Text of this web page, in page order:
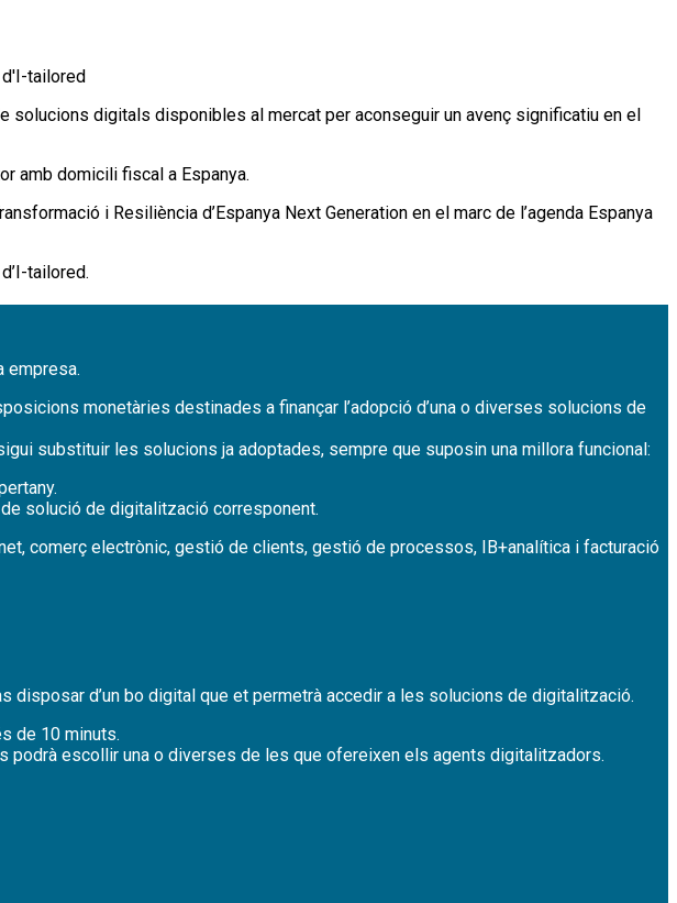
tailored
solucions digitals disponibles al mercat per aconseguir un avenç significatiu en el
amb domicili fiscal a Espanya.
i Resiliència d’Espanya Next Generation en el marc de l’agenda Espanya
tailored.
empresa.
monetàries destinades a finançar l’adopció d’una o diverses solucions de
substituir les solucions ja adoptades, sempre que suposin una millora funcional:
solució de digitalització corresponent.
comerç electrònic, gestió de clients, gestió de processos, IB+analítica i facturació
d’un bo digital que et permetrà accedir a les solucions de digitalització.
de 10 minuts.
escollir una o diverses de les que ofereixen els agents digitalitzadors.